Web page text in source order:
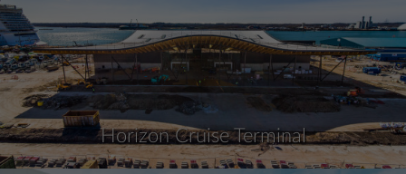
Horizon Cruise Terminal